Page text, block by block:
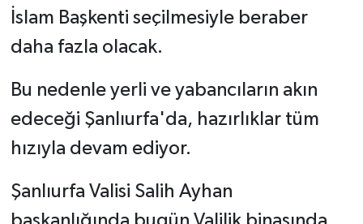
İslam Başkenti seçilmesiyle beraber
daha fazla olacak.
Bu nedenle yerli ve yabancıların akın
edeceği Şanlıurfa'da, hazırlıklar tüm
hızıyla devam ediyor.
Şanlıurfa Valisi Salih Ayhan